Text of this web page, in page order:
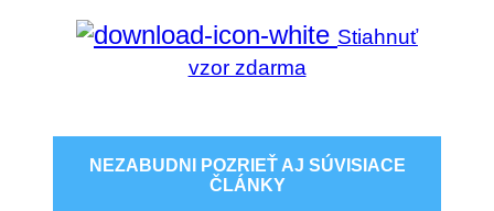
Stiahnuť
vzor zdarma
NEZABUDNI POZRIEŤ AJ SÚVISIACE
ČLÁNKY